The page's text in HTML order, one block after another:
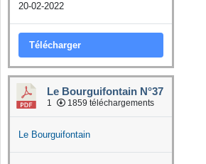
20-02-2022
Télécharger
Le Bourguifontain N°37
1 1859 téléchargements
Le Bourguifontain